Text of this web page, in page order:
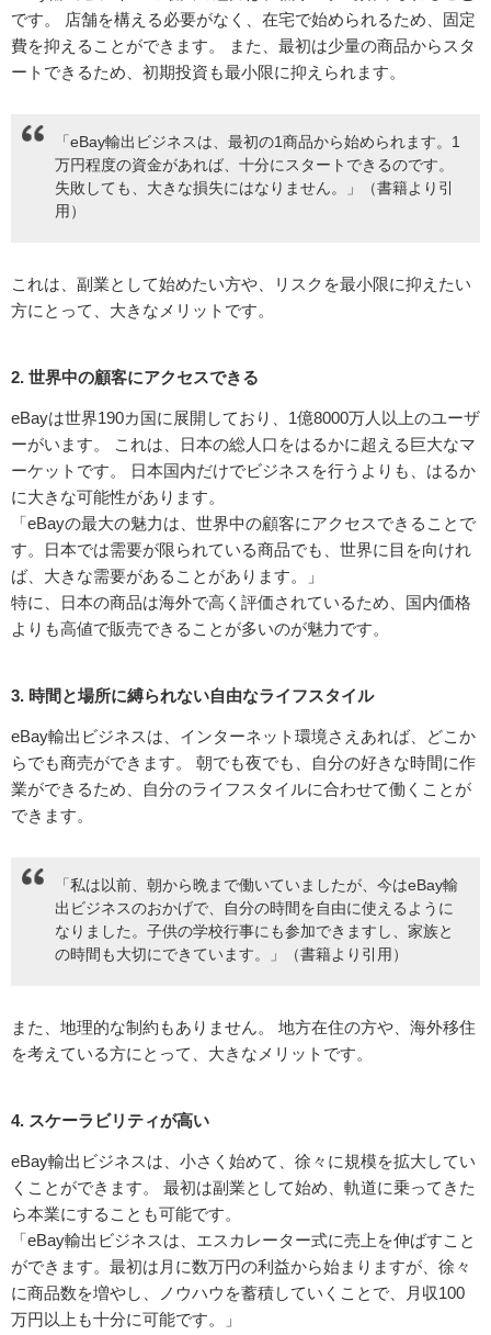
です。 店舗を構える必要がなく、在宅で始められるため、固定
費を抑えることができます。 また、最初は少量の商品からスタ
ートできるため、初期投資も最小限に抑えられます。
「eBay輸出ビジネスは、最初の1商品から始められます。1
万円程度の資金があれば、十分にスタートできるのです。
失敗しても、大きな損失にはなりません。」（書籍より引
用）
これは、副業として始めたい方や、リスクを最小限に抑えたい
方にとって、大きなメリットです。
2. 世界中の顧客にアクセスできる
eBayは世界190カ国に展開しており、1億8000万人以上のユーザ
ーがいます。 これは、日本の総人口をはるかに超える巨大なマ
ーケットです。 日本国内だけでビジネスを行うよりも、はるか
に大きな可能性があります。
「eBayの最大の魅力は、世界中の顧客にアクセスできることで
す。日本では需要が限られている商品でも、世界に目を向けれ
ば、大きな需要があることがあります。」
特に、日本の商品は海外で高く評価されているため、国内価格
よりも高値で販売できることが多いのが魅力です。
3. 時間と場所に縛られない自由なライフスタイル
eBay輸出ビジネスは、インターネット環境さえあれば、どこか
らでも商売ができます。 朝でも夜でも、自分の好きな時間に作
業ができるため、自分のライフスタイルに合わせて働くことが
できます。
「私は以前、朝から晩まで働いていましたが、今はeBay輸
出ビジネスのおかげで、自分の時間を自由に使えるように
なりました。子供の学校行事にも参加できますし、家族と
の時間も大切にできています。」（書籍より引用）
また、地理的な制約もありません。 地方在住の方や、海外移住
を考えている方にとって、大きなメリットです。
4. スケーラビリティが高い
eBay輸出ビジネスは、小さく始めて、徐々に規模を拡大してい
くことができます。 最初は副業として始め、軌道に乗ってきた
ら本業にすることも可能です。
「eBay輸出ビジネスは、エスカレーター式に売上を伸ばすこと
ができます。最初は月に数万円の利益から始まりますが、徐々
に商品数を増やし、ノウハウを蓄積していくことで、月収100
万円以上も十分に可能です。」